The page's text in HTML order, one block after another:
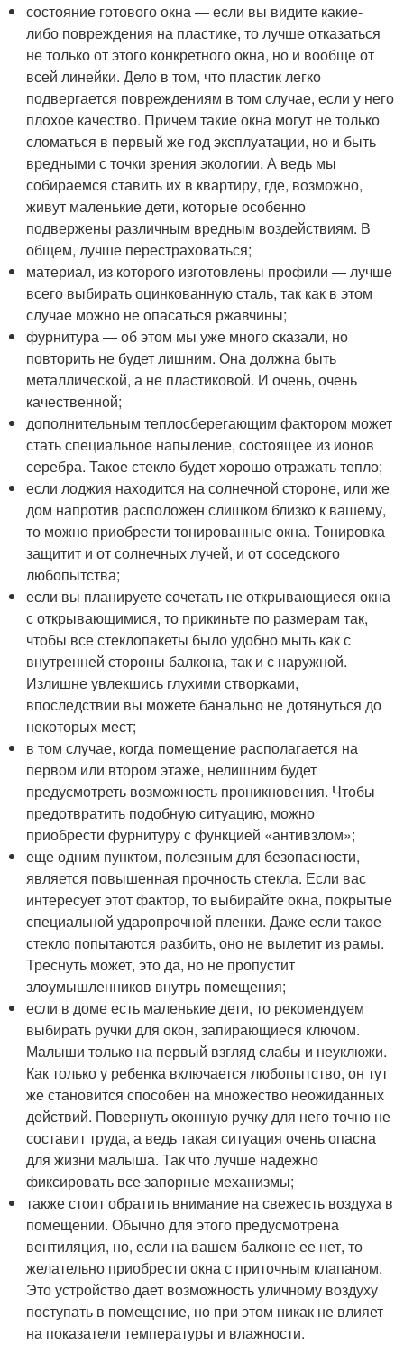
состояние готового окна — если вы видите какие-
либо повреждения на пластике, то лучше отказаться
не только от этого конкретного окна, но и вообще от
всей линейки. Дело в том, что пластик легко
подвергается повреждениям в том случае, если у него
плохое качество. Причем такие окна могут не только
сломаться в первый же год эксплуатации, но и быть
вредными с точки зрения экологии. А ведь мы
собираемся ставить их в квартиру, где, возможно,
живут маленькие дети, которые особенно
подвержены различным вредным воздействиям. В
общем, лучше перестраховаться;
материал, из которого изготовлены профили — лучше
всего выбирать оцинкованную сталь, так как в этом
случае можно не опасаться ржавчины;
фурнитура — об этом мы уже много сказали, но
повторить не будет лишним. Она должна быть
металлической, а не пластиковой. И очень, очень
качественной;
дополнительным теплосберегающим фактором может
стать специальное напыление, состоящее из ионов
серебра. Такое стекло будет хорошо отражать тепло;
если лоджия находится на солнечной стороне, или же
дом напротив расположен слишком близко к вашему,
то можно приобрести тонированные окна. Тонировка
защитит и от солнечных лучей, и от соседского
любопытства;
если вы планируете сочетать не открывающиеся окна
с открывающимися, то прикиньте по размерам так,
чтобы все стеклопакеты было удобно мыть как с
внутренней стороны балкона, так и с наружной.
Излишне увлекшись глухими створками,
впоследствии вы можете банально не дотянуться до
некоторых мест;
в том случае, когда помещение располагается на
первом или втором этаже, нелишним будет
предусмотреть возможность проникновения. Чтобы
предотвратить подобную ситуацию, можно
приобрести фурнитуру с функцией «антивзлом»;
еще одним пунктом, полезным для безопасности,
является повышенная прочность стекла. Если вас
интересует этот фактор, то выбирайте окна, покрытые
специальной ударопрочной пленки. Даже если такое
стекло попытаются разбить, оно не вылетит из рамы.
Треснуть может, это да, но не пропустит
злоумышленников внутрь помещения;
если в доме есть маленькие дети, то рекомендуем
выбирать ручки для окон, запирающиеся ключом.
Малыши только на первый взгляд слабы и неуклюжи.
Как только у ребенка включается любопытство, он тут
же становится способен на множество неожиданных
действий. Повернуть оконную ручку для него точно не
составит труда, а ведь такая ситуация очень опасна
для жизни малыша. Так что лучше надежно
фиксировать все запорные механизмы;
также стоит обратить внимание на свежесть воздуха в
помещении. Обычно для этого предусмотрена
вентиляция, но, если на вашем балконе ее нет, то
желательно приобрести окна с приточным клапаном.
Это устройство дает возможность уличному воздуху
поступать в помещение, но при этом никак не влияет
на показатели температуры и влажности.